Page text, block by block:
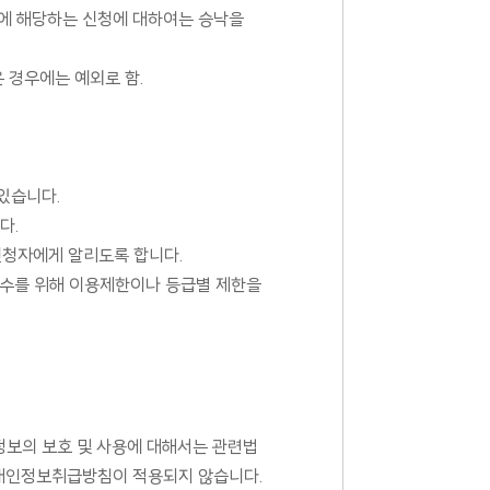
해당하는 신청에 대하여는 승낙을
경우에는 예외로 함.
습니다.
.
자에게 알리도록 합니다.
를 위해 이용제한이나 등급별 제한을
의 보호 및 사용에 대해서는 관련법
정보취급방침이 적용되지 않습니다.